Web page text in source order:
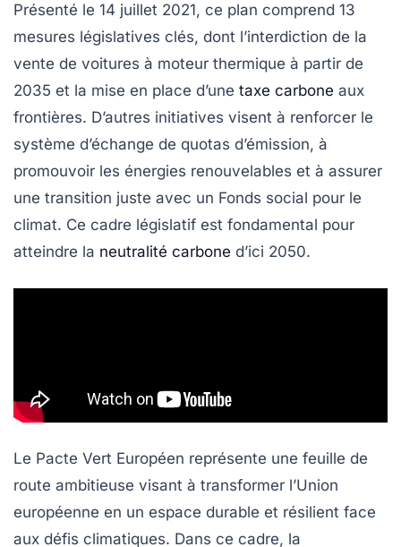
Présenté le 14 juillet 2021, ce plan comprend 13
mesures législatives clés, dont l’interdiction de la
vente de voitures à moteur thermique à partir de
2035 et la mise en place d’une taxe carbone aux
frontières. D’autres initiatives visent à renforcer le
système d’échange de quotas d’émission, à
promouvoir les énergies renouvelables et à assurer
une transition juste avec un Fonds social pour le
climat. Ce cadre législatif est fondamental pour
atteindre la neutralité carbone d’ici 2050.
Le Pacte Vert Européen représente une feuille de
route ambitieuse visant à transformer l’Union
européenne en un espace durable et résilient face
aux défis climatiques. Dans ce cadre, la